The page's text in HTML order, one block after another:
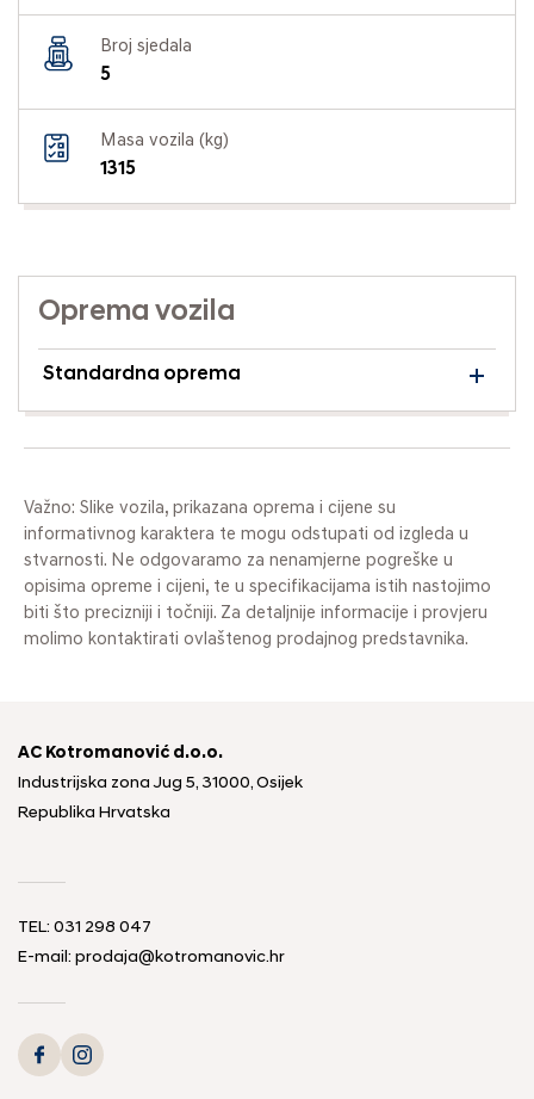
Broj sjedala
5
Masa vozila (kg)
1315
Oprema vozila
Standardna oprema
Važno: Slike vozila, prikazana oprema i cijene su
informativnog karaktera te mogu odstupati od izgleda u
stvarnosti. Ne odgovaramo za nenamjerne pogreške u
opisima opreme i cijeni, te u specifikacijama istih nastojimo
biti što precizniji i točniji. Za detaljnije informacije i provjeru
molimo kontaktirati ovlaštenog prodajnog predstavnika.
AC Kotromanović d.o.o.
Industrijska zona Jug 5, 31000, Osijek
Republika Hrvatska
TEL: 031 298 047
E-mail: prodaja@kotromanovic.hr